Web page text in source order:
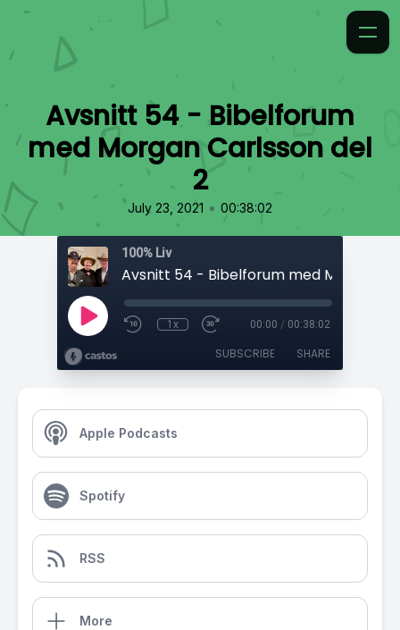
Avsnitt 54 - Bibelforum
med Morgan Carlsson del
2
July 23, 2021 • 00:38:02
100% Liv
1x 00:00 / 00:38:02
SUBSCRIBE SHARE
Apple Podcasts
Spotify
RSS
More